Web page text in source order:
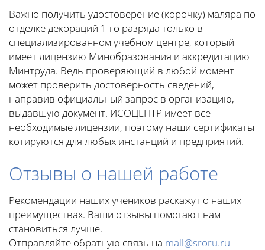
Важно получить удостоверение (корочку) маляра по
отделке декораций 1-го разряда только в
специализированном учебном центре, который
имеет лицензию Минобразования и аккредитацию
Минтруда. Ведь проверяющий в любой момент
может проверить достоверность сведений,
направив официальный запрос в организацию,
выдавшую документ. ИСОЦЕНТР имеет все
необходимые лицензии, поэтому наши сертификаты
котируются для любых инстанций и предприятий.
Отзывы о нашей работе
Рекомендации наших учеников раскажут о наших
преимуществах. Ваши отзывы помогают нам
становиться лучше.
Отправляйте обратную связь на mail@sroru.ru